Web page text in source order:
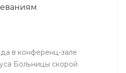
в конференц-зале
Больницы скорой